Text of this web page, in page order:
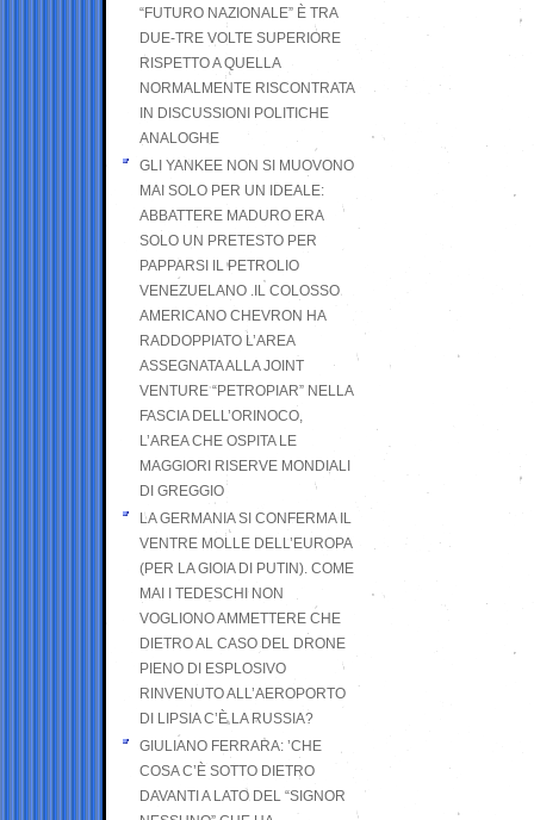
“FUTURO NAZIONALE” È TRA
DUE-TRE VOLTE SUPERIORE
RISPETTO A QUELLA
NORMALMENTE RISCONTRATA
IN DISCUSSIONI POLITICHE
ANALOGHE
GLI YANKEE NON SI MUOVONO
MAI SOLO PER UN IDEALE:
ABBATTERE MADURO ERA
SOLO UN PRETESTO PER
PAPPARSI IL PETROLIO
VENEZUELANO .IL COLOSSO
AMERICANO CHEVRON HA
RADDOPPIATO L’AREA
ASSEGNATA ALLA JOINT
VENTURE “PETROPIAR” NELLA
FASCIA DELL’ORINOCO,
L’AREA CHE OSPITA LE
MAGGIORI RISERVE MONDIALI
DI GREGGIO
LA GERMANIA SI CONFERMA IL
VENTRE MOLLE DELL’EUROPA
(PER LA GIOIA DI PUTIN). COME
MAI I TEDESCHI NON
VOGLIONO AMMETTERE CHE
DIETRO AL CASO DEL DRONE
PIENO DI ESPLOSIVO
RINVENUTO ALL’AEROPORTO
DI LIPSIA C’È LA RUSSIA?
GIULIANO FERRARA: ’CHE
COSA C’È SOTTO DIETRO
DAVANTI A LATO DEL “SIGNOR